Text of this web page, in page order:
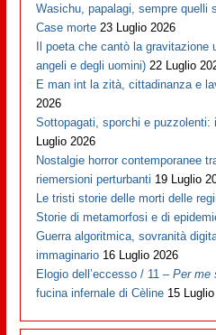
Wasichu, papalagi, sempre quelli
Case morte 23 Luglio 2026
Il poeta che cantò la
angeli e degli uomini) 22 Luglio
E man int la zità, cittadinanza e
2026
Sottopagati, sporchi e
Luglio 2026
Nostalgie horror contemporanee
riemersioni perturbanti 19 Luglio
Le tristi storie delle morti delle
Storie di metamorfosi e di
Guerra algoritmica, sovranità
immaginario 16 Luglio 2026
Elogio dell’eccesso / 11 –Per me
fucina infernale di Cèline 15